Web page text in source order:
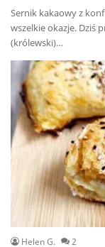
Sernik kakaowy z
wszelkie okazje. Dziś
(królewski)…
Helen G. 2